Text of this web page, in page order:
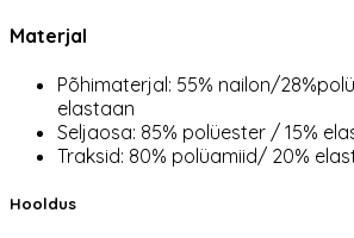
Materjal
Põhimaterjal: 55% nailon/
elastaan
Seljaosa: 85% polüester / 15%
Traksid: 80% polüamiid/ 20%
Hooldus